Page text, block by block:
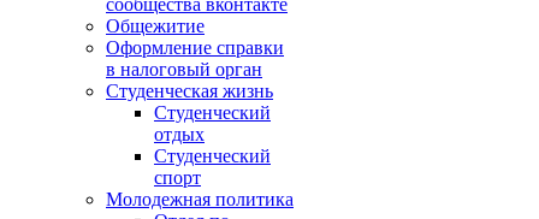
сообщества вконтакте
Общежитие
Оформление справки
в налоговый орган
Студенческая жизнь
Студенческий
отдых
Студенческий
спорт
Молодежная политика